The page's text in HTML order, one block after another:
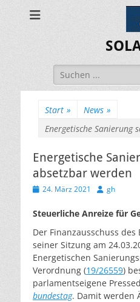
Suchen
nach:
Start » News »
Energetische Sanierung
Energetische
absetzbar werden
Veröffentlicht
24. März 2021 Autor
gh
Steuerliche Anreize für
Der Finanzausschuss
seiner Sitzung am
Energetischen
Verordnung (19/26559)
parlamentseigene
bundestag. Damit werden